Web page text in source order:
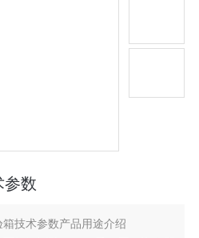
参数
技术参数产品用途介绍